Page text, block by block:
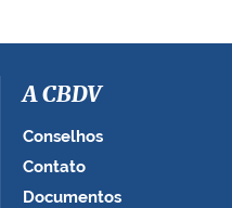
A CBDV
Conselhos
Contato
Documentos